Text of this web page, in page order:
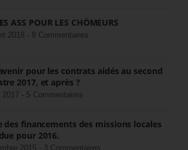
ASS POUR LES CHÔMEURS
2018 - 8 Commentaires
pour les contrats aidés au second
2017, et après ?
2017 - 5 Commentaires
des financements des missions locales
pour 2016.
2015 - 3 Commentaires